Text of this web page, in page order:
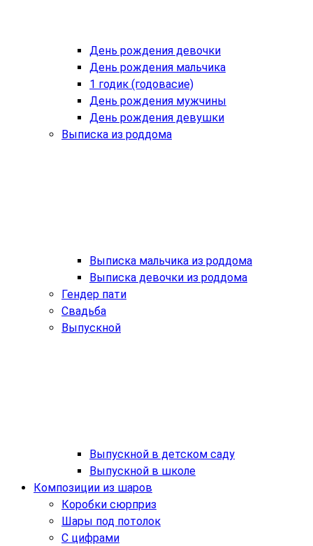
День рождения девочки
День рождения мальчика
1 годик (годовасие)
День рождения мужчины
День рождения девушки
Выписка из роддома
Выписка мальчика из роддома
Выписка девочки из роддома
Гендер пати
Свадьба
Выпускной
Выпускной в детском саду
Выпускной в школе
Композиции из шаров
Коробки сюрприз
Шары под потолок
С цифрами